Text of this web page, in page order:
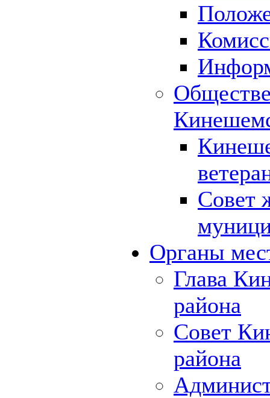
Совет
Органы
Глава
района
Совет
района